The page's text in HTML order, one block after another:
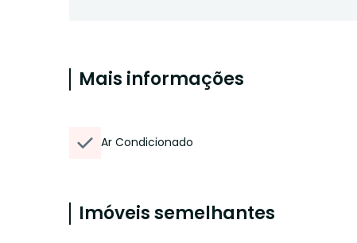
Mais informações
Ar Condicionado
Imóveis semelhantes